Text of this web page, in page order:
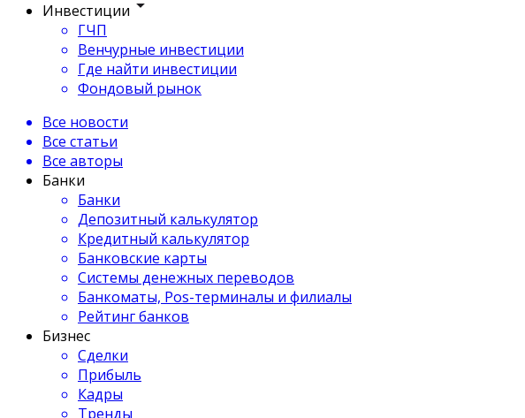
Инвестиции
ГЧП
Венчурные инвестиции
Где найти инвестиции
Фондовый рынок
Все новости
Все статьи
Все авторы
Банки
Банки
Депозитный калькулятор
Кредитный калькулятор
Банковские карты
Системы денежных переводов
Банкоматы, Pos-терминалы и филиалы
Рейтинг банков
Бизнес
Сделки
Прибыль
Кадры
Тренды